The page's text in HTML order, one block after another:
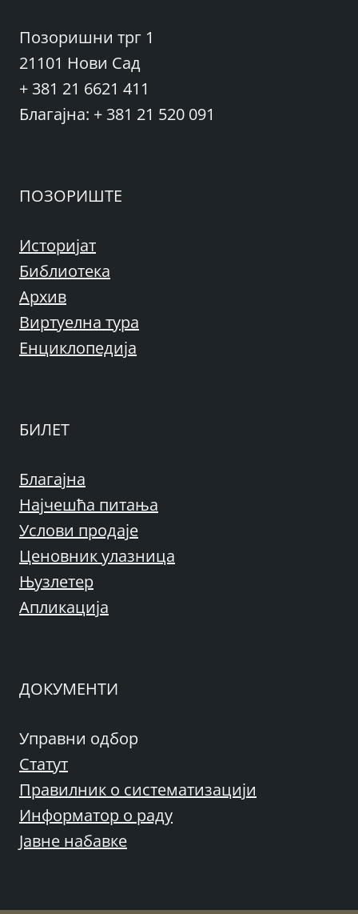
Позоришни трг 1
21101 Нови Сад
+ 381 21 6621 411
Благајна: + 381 21 520 091
ПОЗОРИШТЕ
Историјат
Библиотека
Архив
Виртуелна тура
Енциклопедија
БИЛЕТ
Благајна
Најчешћа питања
Услови продаје
Ценовник улазница
Њузлетер
Апликација
ДОКУМЕНТИ
Управни одбор
Статут
Правилник о систематизацији
Информатор о раду
Јавне набавке